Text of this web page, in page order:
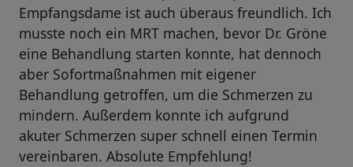
Empfangsdame ist auch überaus freundlich. Ich
musste noch ein MRT machen, bevor Dr. Gröne
eine Behandlung starten konnte, hat dennoch
aber Sofortmaßnahmen mit eigener
Behandlung getroffen, um die Schmerzen zu
mindern. Außerdem konnte ich aufgrund
akuter Schmerzen super schnell einen Termin
vereinbaren. Absolute Empfehlung!